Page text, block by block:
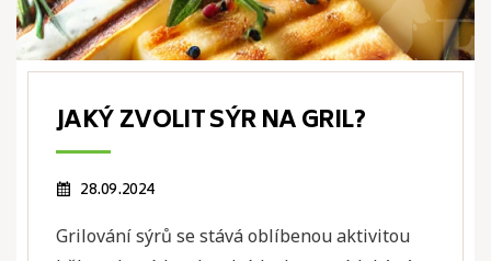
JAKÝ ZVOLIT SÝR NA GRIL?
28.09.2024
Grilování sýrů se stává oblíbenou aktivitou